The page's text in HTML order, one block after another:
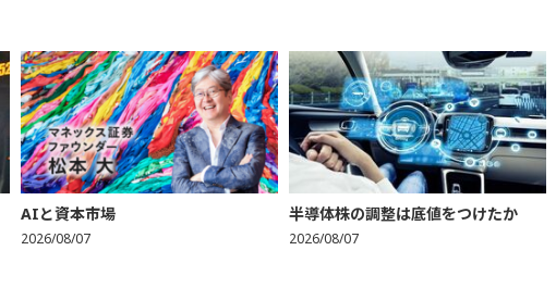
AIと資本市場
2026/08/07
半導体株の調整は底値をつけたか
2026/08/07